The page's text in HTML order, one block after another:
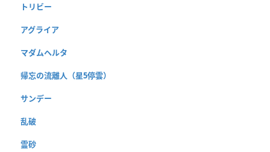
トリビー
アグライア
マダムヘルタ
帰忘の流離人（星5停雲）
サンデー
乱破
霊砂